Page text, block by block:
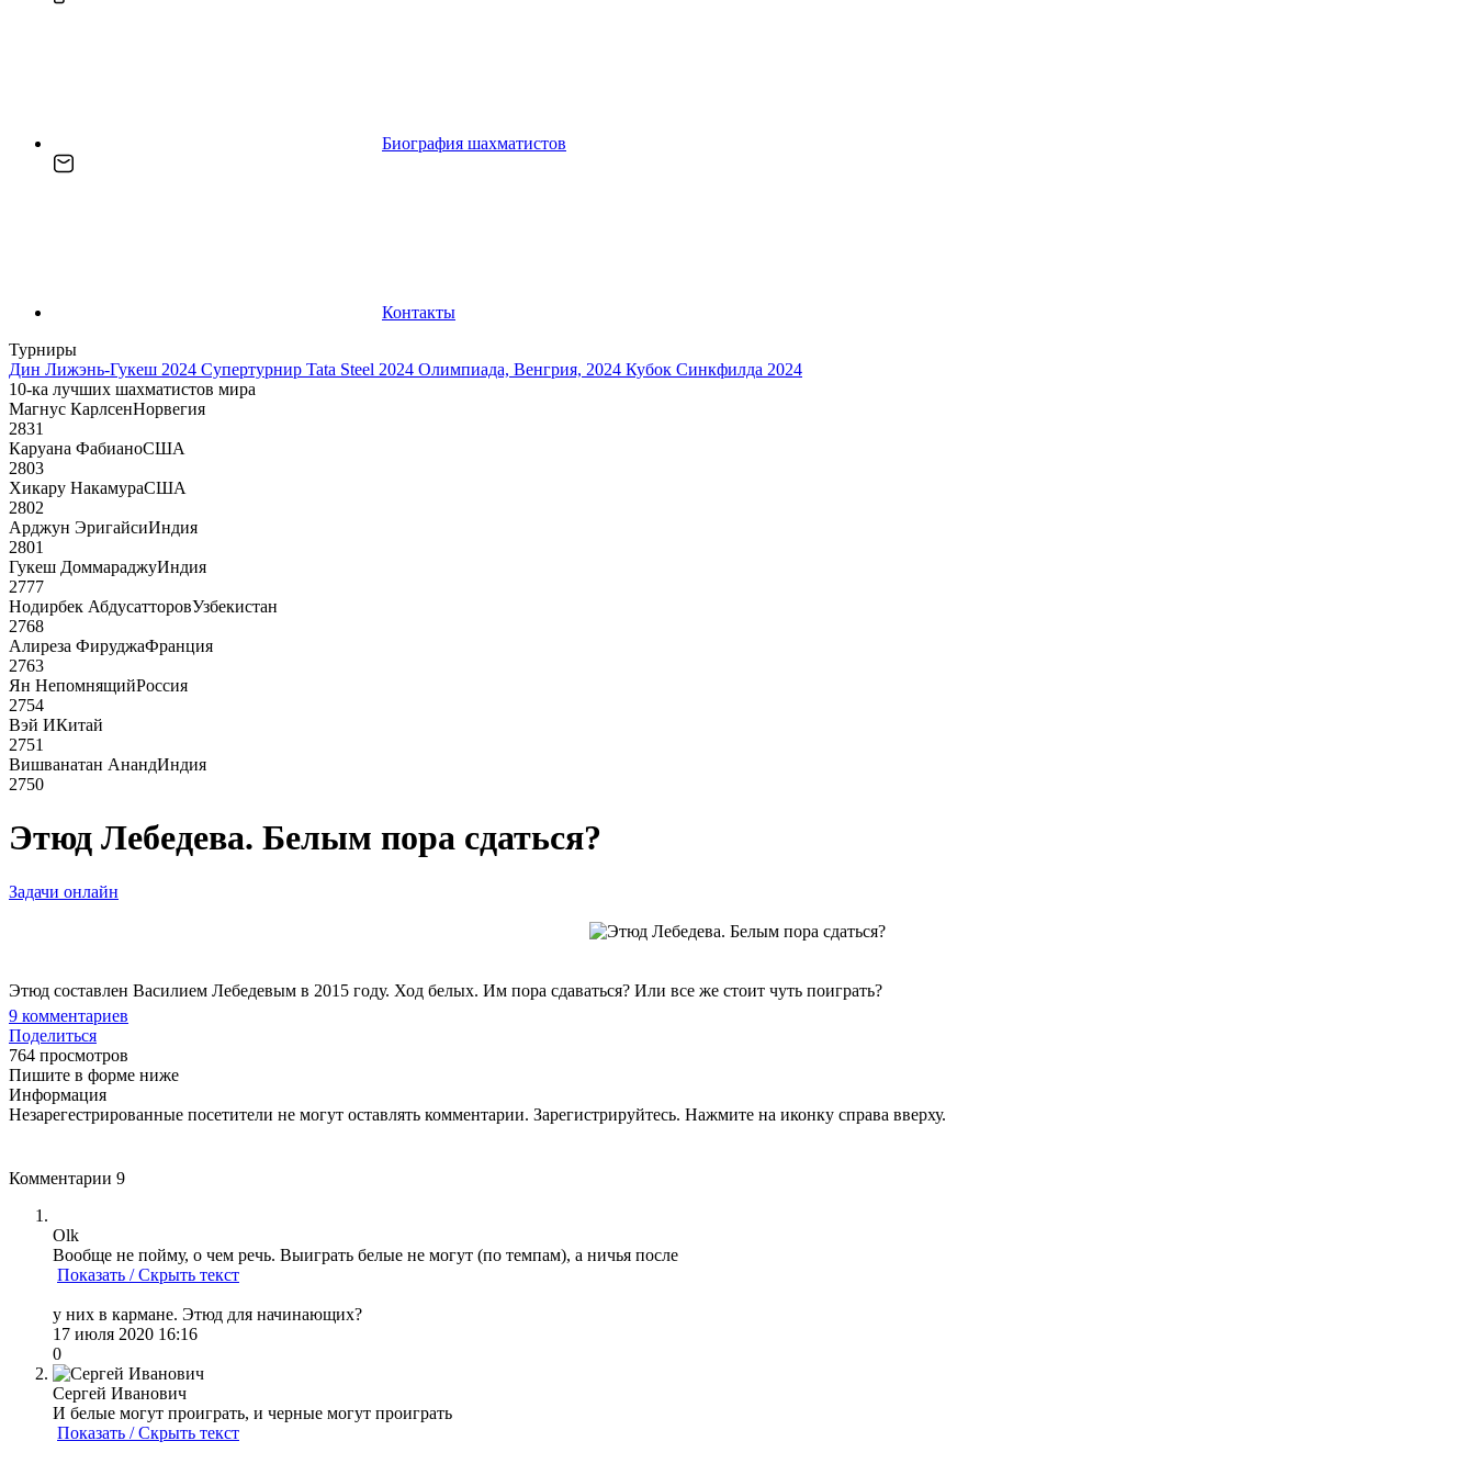
Биография шахматистов
Контакты
Турниры
Дин Лижэнь-Гукеш 2024 Супертурнир Tata Steel 2024 Олимпиада, Венгрия, 2024 Кубок Синкфилда 2024
10-ка лучших шахматистов мира
Магнус КарлсенНорвегия
2831
Каруана ФабианоСША
2803
Хикару НакамураСША
2802
Арджун ЭригайсиИндия
2801
Гукеш ДоммараджуИндия
2777
Нодирбек АбдусатторовУзбекистан
2768
Алиреза ФируджаФранция
2763
Ян НепомнящийРоссия
2754
Вэй ИКитай
2751
Вишванатан АнандИндия
2750
Этюд Лебедева. Белым пора сдаться?
Задачи онлайн
Этюд составлен Василием Лебедевым в 2015 году. Ход белых. Им пора сдаваться? Или все же стоит чуть поиграть?
9 комментариев
Поделиться
764 просмотров
Пишите в форме ниже
Информация
Незарегестрированные посетители не могут оставлять комментарии. Зарегистрируйтесь. Нажмите на иконку справа вверху.
Комментарии 9
Olk
Вообще не пойму, о чем речь. Выиграть белые не могут (по темпам), а ничья после
Показать / Скрыть текст
у них в кармане. Этюд для начинающих?
17 июля 2020 16:16
0
Сергей Иванович
И белые могут проиграть, и черные могут проиграть
Показать / Скрыть текст